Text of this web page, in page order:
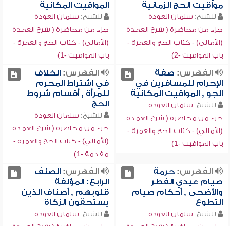
مواقيت الحج الزمانية
للشيخ: سلمان العودة
جزء من محاضرة ( شرح العمدة
(الأمالي) - كتاب الحج والعمرة -
باب المواقيت -2)
المواقيت المكانية
للشيخ: سلمان العودة
جزء من محاضرة ( شرح العمدة
(الأمالي) - كتاب الحج والعمرة -
باب المواقيت -1)
الفهرس: صفة
الإحرام للمسافرين في
الجو , المواقيت المكانية
للشيخ: سلمان العودة
جزء من محاضرة ( شرح العمدة
(الأمالي) - كتاب الحج والعمرة -
باب المواقيت -1)
الفهرس:الخلاف
في اشتراط المحرم
للمرأة , أقسام شروط
الحج
للشيخ: سلمان العودة
جزء من محاضرة ( شرح العمدة
(الأمالي) - كتاب الحج والعمرة -
مقدمة -1)
الفهرس:حرمة
صيام عيدي الفطر
والأضحى , أحكام صيام
التطوع
للشيخ: سلمان العودة
الفهرس:الصنف
الرابع: المؤلفة
قلوبهم , أصناف الذين
يستحقون الزكاة
للشيخ: سلمان العودة